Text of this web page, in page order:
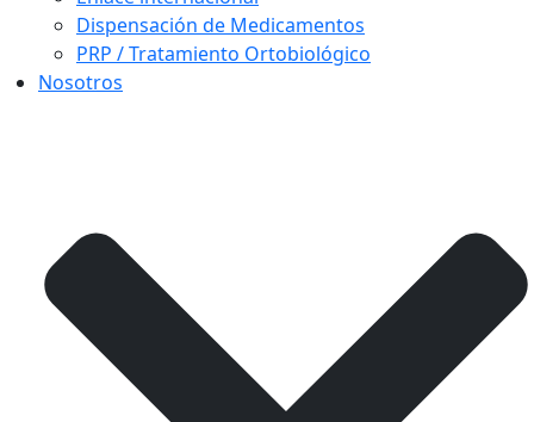
Dispensación de Medicamentos
PRP / Tratamiento Ortobiológico
Nosotros